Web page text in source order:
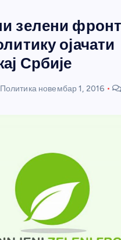
и
зелени
ојачати
Србије
Политика новембар 1, 2016